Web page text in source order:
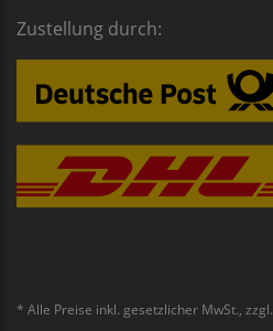
Zustellung durch:
* Alle Preise inkl. gesetzlicher MwSt., zzgl.